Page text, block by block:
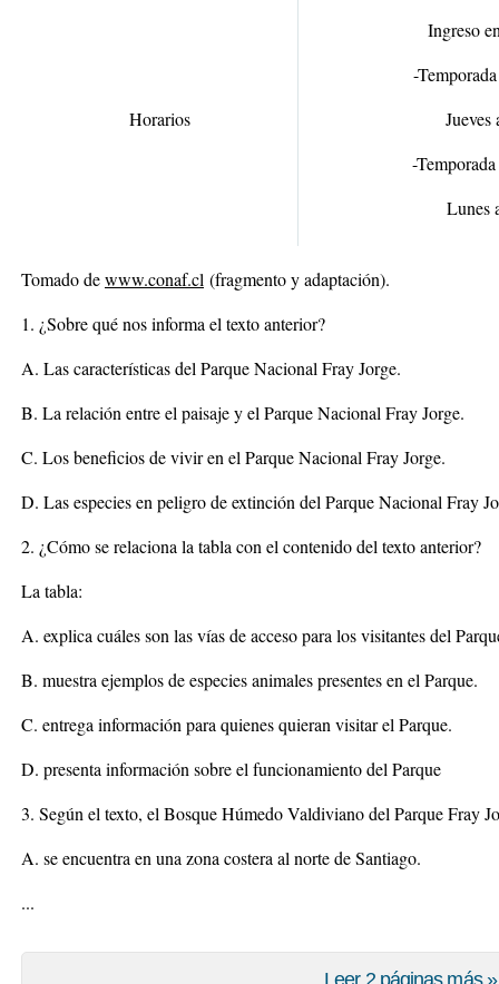
Horarios
Ingreso
-
-
Lunes
Tomado dewww.conaf.cl (fragmento y adaptación).
1. ¿Sobre qué nos informa el texto anterior?
A. Las características del Parque Nacional Fray Jorge.
B. La relación entre el paisaje y el Parque Nacional Fray Jorge.
C. Los beneficios de vivir en el Parque Nacional Fray Jorge.
D. Las especies en peligro de extinción del Parque Nacional Fray
2. ¿Cómo se relaciona la tabla con el contenido del texto anterior?
La tabla:
A. explica cuáles son las vías de acceso para los visitantes del
B. muestra ejemplos de especies animales presentes en el Parque.
C. entrega información para quienes quieran visitar el Parque.
D. presenta información sobre el funcionamiento del Parque
3. Según el texto, el Bosque Húmedo Valdiviano del Parque Fray
A. se encuentra en una zona costera al norte de Santiago.
...
Leer 2 páginas más »